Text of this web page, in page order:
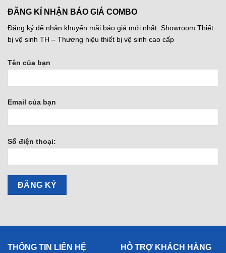
ĐĂNG KÍ NHẬN BÁO GIÁ COMBO
Đăng ký để nhận khuyến mãi báo giá mới nhất. Showroom Thiết
bị vệ sinh TH – Thương hiệu thiết bị vệ sinh cao cấp
Tên của bạn
Email của bạn
Số điện thoại:
THÔNG TIN LIÊN HỆ HỖ TRỢ KHÁCH HÀNG